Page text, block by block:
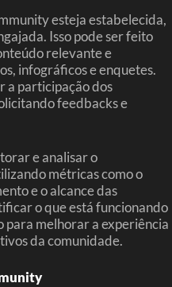
esteja estabelecida,
Isso pode ser feito
relevante e
infográficos e enquetes.
a participação dos
feedbacks e
e analisar o
métricas como o
e o alcance das
o que está funcionando
para melhorar a experiência
da comunidade.